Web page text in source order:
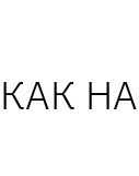
КАК